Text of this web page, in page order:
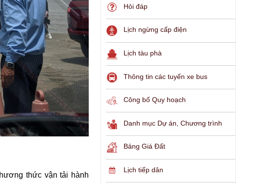
thức vận tải hành
Hỏi đáp
Lịch ngừng cấp điện
Lịch tàu phà
Thông tin các tuyến xe bus
Công bố Quy hoạch
Danh mục Dự án, Chương trình
Bảng Giá Đất
Lịch tiếp dân